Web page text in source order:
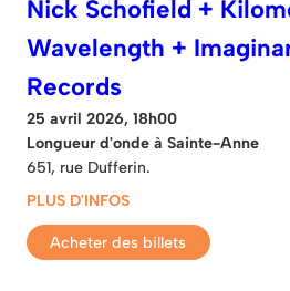
Nick Schofield +
Wavelength +
Records
25 avril 2026, 18h00
Longueur d'onde à Sainte-Anne
651, rue Dufferin.
PLUS D'INFOS
Acheter des billets